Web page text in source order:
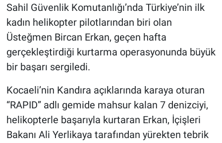
Sahil Güvenlik Komutanlığı’nda Türkiye’nin ilk
kadın helikopter pilotlarından biri olan
Üsteğmen Bircan Erkan, geçen hafta
gerçekleştirdiği kurtarma operasyonunda büyük
bir başarı sergiledi.
Kocaeli’nin Kandıra açıklarında karaya oturan
“RAPID” adlı gemide mahsur kalan 7 denizciyi,
helikopterle başarıyla kurtaran Erkan, İçişleri
Bakanı Ali Yerlikaya tarafından yürekten tebrik
HABERDE İNSAN
EĞİTİM
BİLİM VE TEKNOLOJİ
Bölge